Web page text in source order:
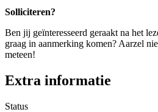
Solliciteren?
Ben jij geïnteresseerd geraakt na het
graag in aanmerking komen? Aarzel
meteen!
Extra informatie
Status